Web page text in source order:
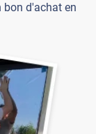
bon d'achat en